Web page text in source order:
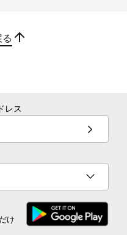
久性
に基づく計測)***
83UT0011JP）
ーク接続を可能にする
にヘッドフォン／マイ
蔵 AMD Radeon™ グ
V14 Gen 6 (14イン
スク処理に最適で
アーキテクチャによ
ることなく、複数のア
ます。 高速な PCIe
速な起動とファイルへ
、負荷の高いビジネス
。
レス
け